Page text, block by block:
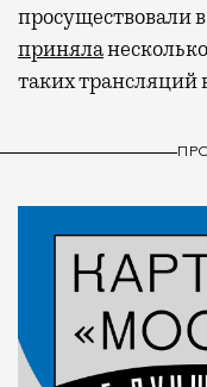
просуществовали
приняла
таких трансляций